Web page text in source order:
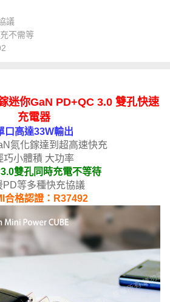
議
不需等
迷你GaN PD+QC 3.0 雙孔快速
充電器
口高達33W輸出
氮化鎵達到超高速快充
巧小體積 大功率
雙孔同時充電不等待
PD等多種快充協議
合格認證：R37492